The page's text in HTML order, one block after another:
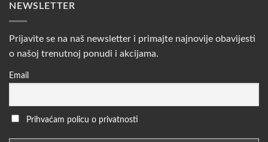
NEWSLETTER
Prijavite se na naš newsletter i primajte najnovije obavijesti
o našoj trenutnoj ponudi i akcijama.
Email
Prihvaćam policu o privatnosti